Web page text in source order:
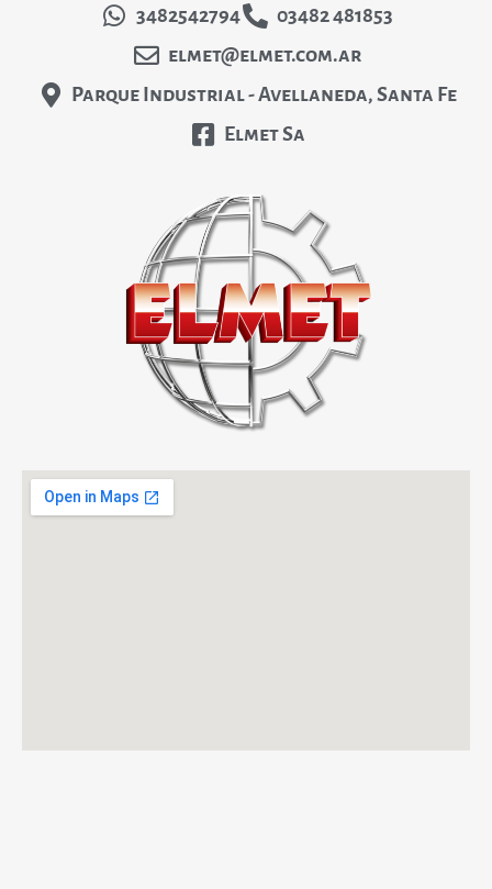
3482542794
03482 481853
elmet@elmet.com.ar
Parque Industrial - Avellaneda, Santa Fe
Elmet Sa